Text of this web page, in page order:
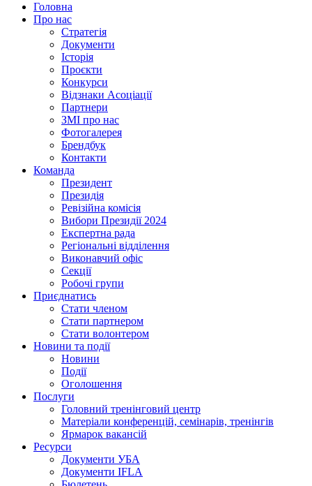
Головна
Про нас
Стратегія
Документи
Історія
Проєкти
Конкурси
Відзнаки Асоціації
Партнери
ЗМІ про нас
Фотогалерея
Брендбук
Контакти
Команда
Президент
Президія
Ревізійна комісія
Вибори Президії 2024
Експертна рада
Регіональні відділення
Виконавчий офіс
Секції
Робочі групи
Приєднатись
Стати членом
Стати партнером
Стати волонтером
Новини та події
Новини
Події
Оголошення
Послуги
Головний тренінговий центр
Матеріали конференцій, семінарів, тренінгів
Ярмарок вакансій
Ресурси
Документи УБА
Документи IFLA